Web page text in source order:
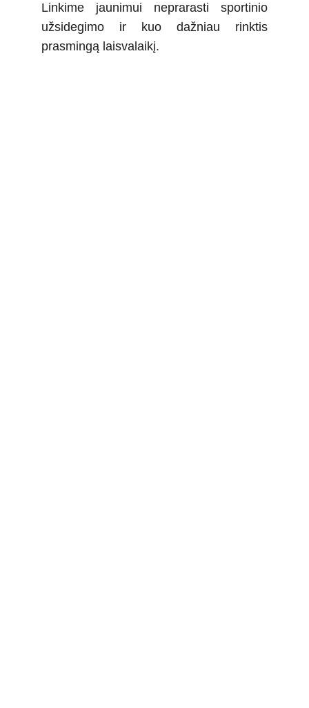
Linkime jaunimui neprarasti sportinio
užsidegimo ir kuo dažniau rinktis
prasmingą laisvalaikį.